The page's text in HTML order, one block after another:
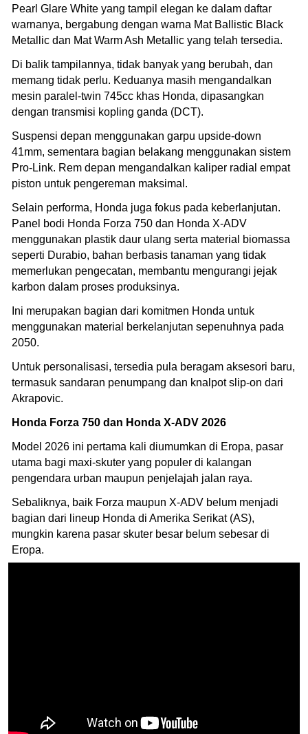
Pearl Glare White yang tampil elegan ke dalam daftar
warnanya, bergabung dengan warna Mat Ballistic Black
Metallic dan Mat Warm Ash Metallic yang telah tersedia.
Di balik tampilannya, tidak banyak yang berubah, dan
memang tidak perlu. Keduanya masih mengandalkan
mesin paralel-twin 745cc khas Honda, dipasangkan
dengan transmisi kopling ganda (DCT).
Suspensi depan menggunakan garpu upside-down
41mm, sementara bagian belakang menggunakan sistem
Pro-Link. Rem depan mengandalkan kaliper radial empat
piston untuk pengereman maksimal.
Selain performa, Honda juga fokus pada keberlanjutan.
Panel bodi Honda Forza 750 dan Honda X-ADV
menggunakan plastik daur ulang serta material biomassa
seperti Durabio, bahan berbasis tanaman yang tidak
memerlukan pengecatan, membantu mengurangi jejak
karbon dalam proses produksinya.
Ini merupakan bagian dari komitmen Honda untuk
menggunakan material berkelanjutan sepenuhnya pada
2050.
Untuk personalisasi, tersedia pula beragam aksesori baru,
termasuk sandaran penumpang dan knalpot slip-on dari
Akrapovic.
Honda Forza 750 dan Honda X-ADV 2026
Model 2026 ini pertama kali diumumkan di Eropa, pasar
utama bagi maxi-skuter yang populer di kalangan
pengendara urban maupun penjelajah jalan raya.
Sebaliknya, baik Forza maupun X-ADV belum menjadi
bagian dari lineup Honda di Amerika Serikat (AS),
mungkin karena pasar skuter besar belum sebesar di
Eropa.